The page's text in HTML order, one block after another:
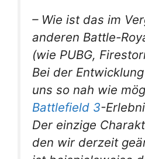
– Wie ist das im
anderen Battle-
(wie PUBG,
Bei der
uns so nah wie
Battlefield 3-
Der einzige
den wir derzeit